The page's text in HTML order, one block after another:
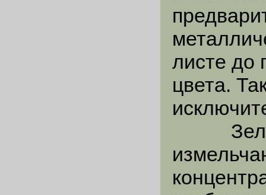
листе до
цвета.